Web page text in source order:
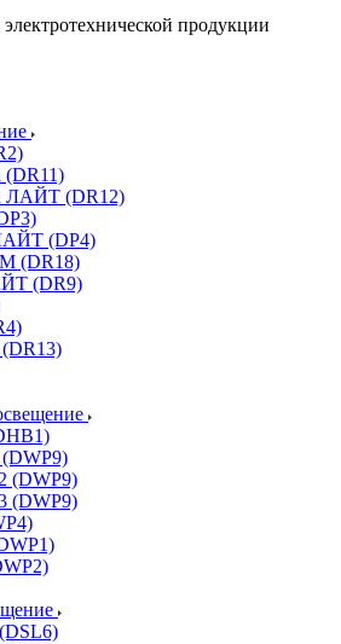
продукции
ЛАЙТ (DR12)
(DP4)
(DR18)
(DR9)
(DWP9)
(DWP9)